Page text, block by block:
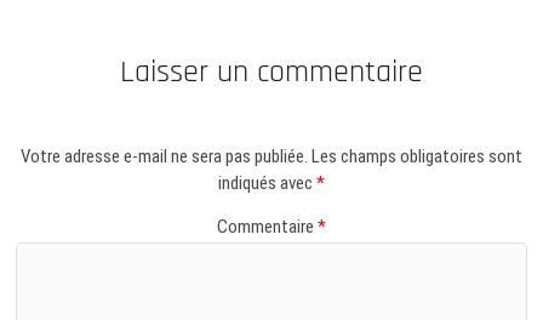
Laisser un commentaire
Votre adresse e-mail ne sera pas publiée. Les champs obligatoires sont
indiqués avec *
Commentaire *